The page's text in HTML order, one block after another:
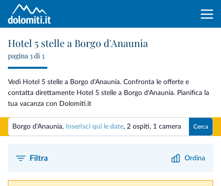
Hotel 5 stelle a Borgo d'Anaunia
pagina 3 di 3
Vedi Hotel 5 stelle a Borgo d'Anaunia. Confronta le offerte e
contatta direttamente Hotel 5 stelle a Borgo d'Anaunia. Pianifica la
tua vacanza con Dolomiti.it
Borgo d'Anaunia, Inserisci qui le date, 2 ospiti, 1 camera Cerca
Filtra Ordina